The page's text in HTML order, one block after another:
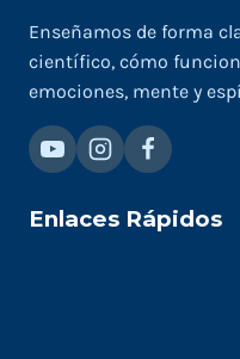
Enseñamos de forma
científico, cómo
emociones, mente y
Enlaces Rápidos